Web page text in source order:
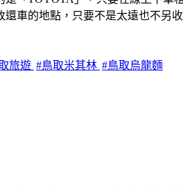
車的地點，只要不是太遠也不另收
旅遊 #鳥取米其林 #鳥取烏龍麵